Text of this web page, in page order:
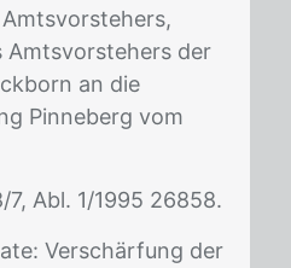
Amtsvorstehers der
an die
Pinneberg vom
7, Abl. 1/1995 26858.
Verschärfung der